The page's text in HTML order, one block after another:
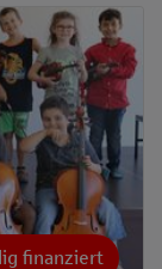
finanziert